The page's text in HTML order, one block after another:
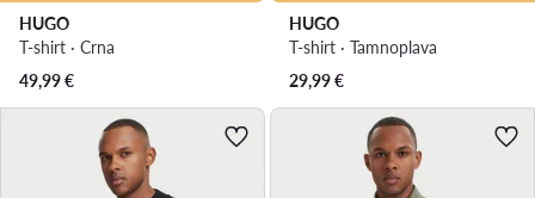
HUGO
T-shirt · Crna
49,99€
HUGO
T-shirt · Tamnoplava
29,99€